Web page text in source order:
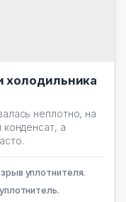
холодильника
неплотно, на
конденсат, а
уплотнителя.